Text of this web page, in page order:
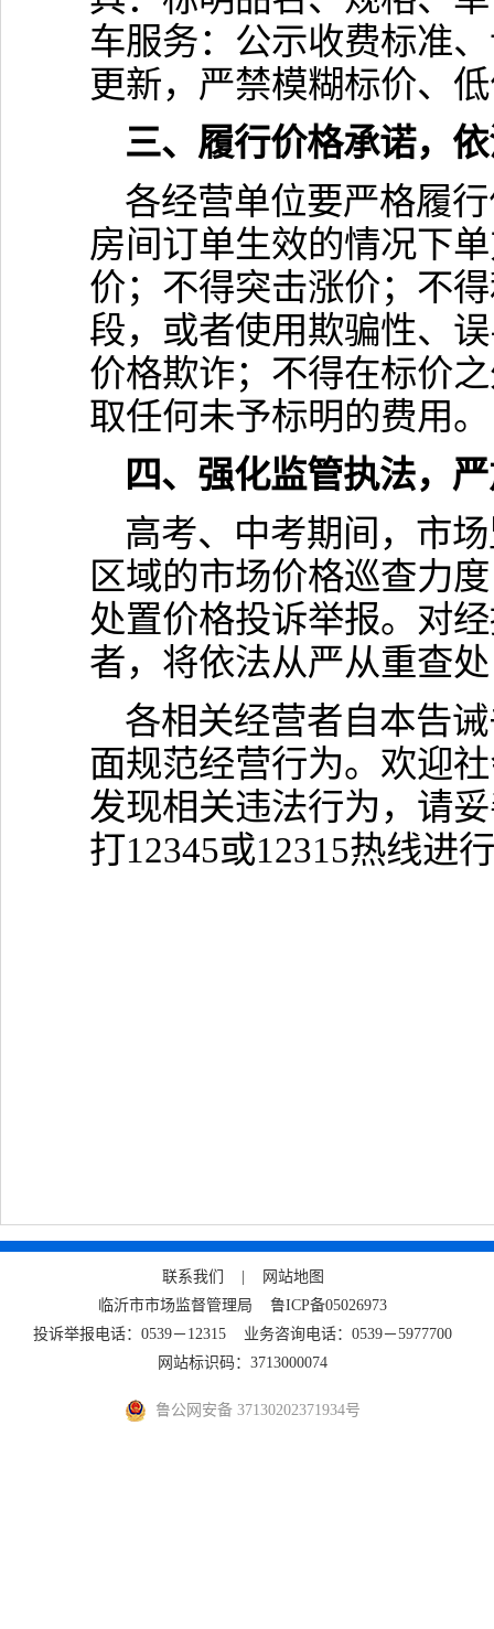
车服务：公示收费标准
更新，严禁模糊标价、
三、履行价格承诺，
各经营单位要严格履
房间订单生效的情况下
价；不得突击涨价；不
段，或者使用欺骗性、
价格欺诈；不得在标价
取任何未予标明的费用。
四、强化监管执法，
高考、中考期间，市
区域的市场价格巡查力
处置价格投诉举报。对
者，将依法从严从重查
各相关经营者自本告
面规范经营行为。欢迎
发现相关违法行为，请
打12345或12315热线进
联系我们 |
网站地图
临沂市市场监督管理局 鲁ICP备05026973
投诉举报电话：0539－12315 业务咨询电话：0539－5977700
网站标识码：3713000074
鲁公网安备 37130202371934号